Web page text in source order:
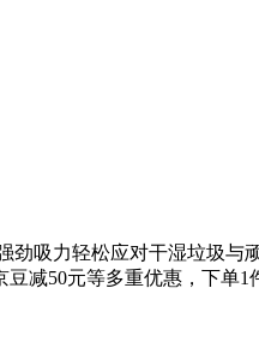
吸力轻松应对干湿垃圾
减50元等多重优惠，下单